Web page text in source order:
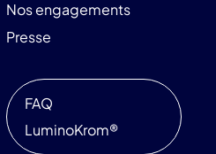
Nos engagements
Presse
FAQ
LuminoKrom®